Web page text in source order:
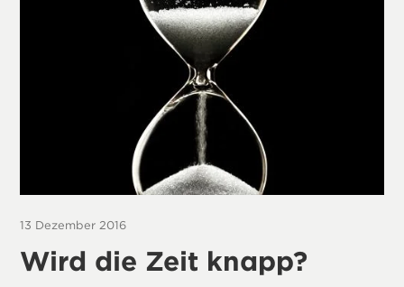
13 Dezember 2016
Wird die Zeit knapp?